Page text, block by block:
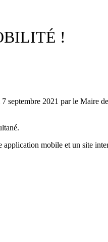
!
septembre 2021 par le Maire
application mobile et un site